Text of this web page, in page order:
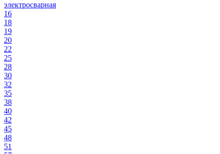
электросварная
16
18
19
20
22
25
28
30
32
35
38
40
42
45
48
51